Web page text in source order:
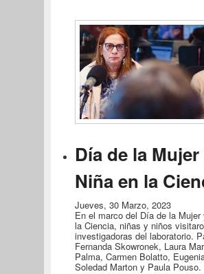
Día de la Mujer
Niña en la
Jueves, 30 Marzo, 2023
En el marco del Día de la Mujer
la Ciencia, niñas y niños
investigadoras del laboratorio.
Fernanda Skowronek, Laura
Palma, Carmen Bolatto,
Soledad Marton y Paula Pouso.